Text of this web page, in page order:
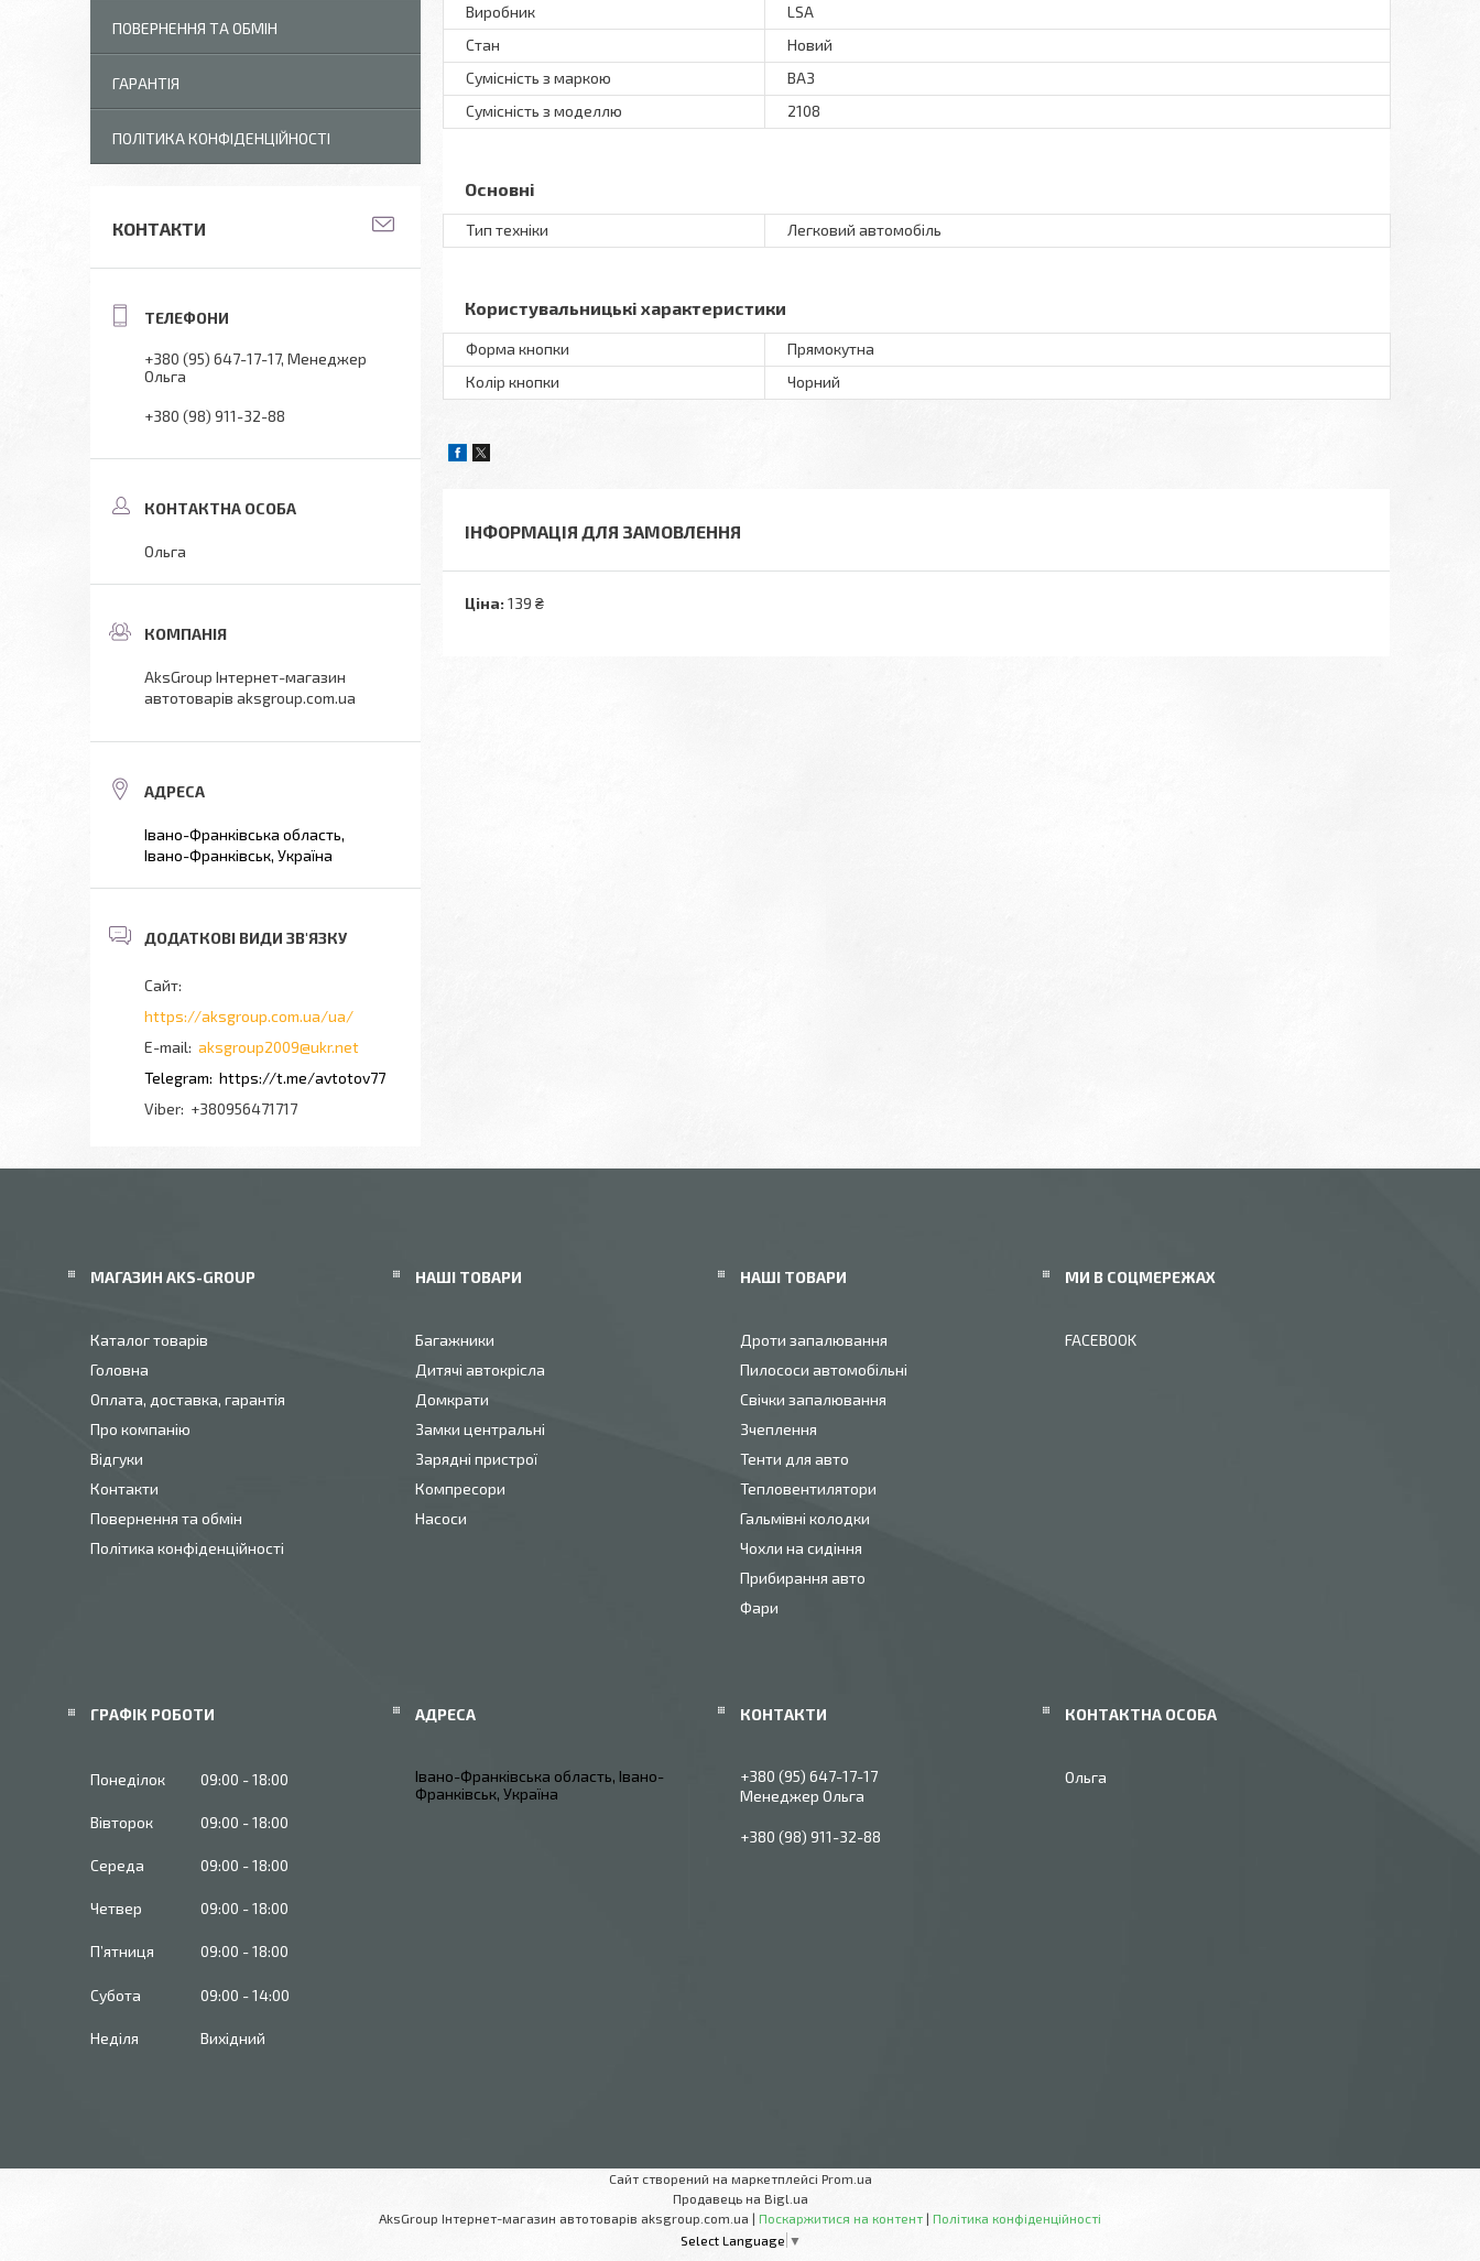
Виробник
LSA
Стан
Новий
Сумісність з маркою
ВАЗ
Сумісність з моделлю
2108
Основні
Тип техніки Легковий автомобіль
Користувальницькі характеристики
Форма кнопки
Прямокутна
Колір кнопки
Чорний
ІНФОРМАЦІЯ ДЛЯ ЗАМОВЛЕННЯ
Ціна: 139 ₴
ПОВЕРНЕННЯ ТА ОБМІН
ГАРАНТІЯ
ПОЛІТИКА КОНФІДЕНЦІЙНОСТІ
КОНТАКТИ
+380 (95) 647-17-17 Менеджер
Ольга
+380 (98) 911-32-88
Ольга
AksGroup Інтернет-магазин
автотоварів aksgroup.com.ua
Івано-Франківська область,
Івано-Франківськ, Україна
https://aksgroup.com.ua/ua/
aksgroup2009@ukr.net
https://t.me/avtotov77
+380956471717
МАГАЗИН AKS-GROUP
Каталог товарів
Головна
Оплата, доставка, гарантія
Про компанію
Відгуки
Контакти
Повернення та обмін
Політика конфіденційності
НАШІ ТОВАРИ
Багажники
Дитячі автокрісла
Домкрати
Замки центральні
Зарядні пристрої
Компресори
Насоси
НАШІ ТОВАРИ
Дроти запалювання
Пилососи автомобільні
Свічки запалювання
Зчеплення
Тенти для авто
Тепловентилятори
Гальмівні колодки
Чохли на сидіння
Прибирання авто
Фари
МИ В СОЦМЕРЕЖАХ
FACEBOOK
ГРАФІК РОБОТИ
Понеділок 09:00 18:00
Вівторок 09:00 18:00
Середа 09:00 18:00
Четвер 09:00 18:00
Пʼятниця 09:00 18:00
Субота 09:00 14:00
Неділя Вихідний
Івано-Франківська область, Івано-
Франківськ, Україна
+380 (95) 647-17-17
Менеджер Ольга
+380 (98) 911-32-88
Ольга
Сайт створений на маркетплейсі Prom.ua
Продавець на Bigl.ua
AksGroup Інтернет-магазин автотоварів aksgroup.com.ua | Поскаржитися на контент | Політика конфіденційності
Select Language ▼